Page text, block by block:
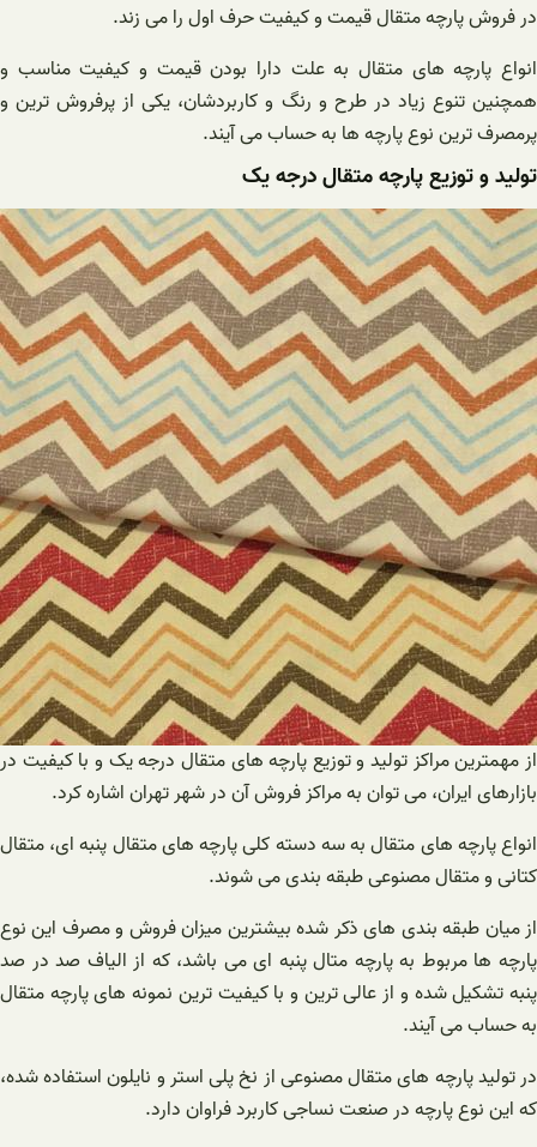
در فروش پارچه متقال قیمت و کیفیت حرف اول را می زند.
انواع پارچه های متقال به علت دارا بودن قیمت و کیفیت مناسب و
همچنین تنوع زیاد در طرح و رنگ و کاربردشان، یکی از پرفروش ترین و
پرمصرف ترین نوع پارچه ها به حساب می آیند.
تولید و توزیع پارچه متقال درجه یک
از مهمترین مراکز تولید و توزیع پارچه های متقال درجه یک و با کیفیت در
بازارهای ایران، می توان به مراکز فروش آن در شهر تهران اشاره کرد.
انواع پارچه های متقال به سه دسته کلی پارچه های متقال پنبه ای، متقال
کتانی و متقال مصنوعی طبقه بندی می شوند‌.
از میان طبقه بندی های ذکر شده بیشترین میزان فروش و مصرف این نوع
پارچه ها مربوط به پارچه متال پنبه ای می باشد، که از الیاف صد در صد
پنبه تشکیل شده و از عالی ترین و با کیفیت ترین نمونه های پارچه متقال
به حساب می آیند.
در تولید پارچه های متقال مصنوعی از نخ پلی استر و نایلون استفاده شده،
که این نوع پارچه در صنعت نساجی کاربرد فراوان دارد.